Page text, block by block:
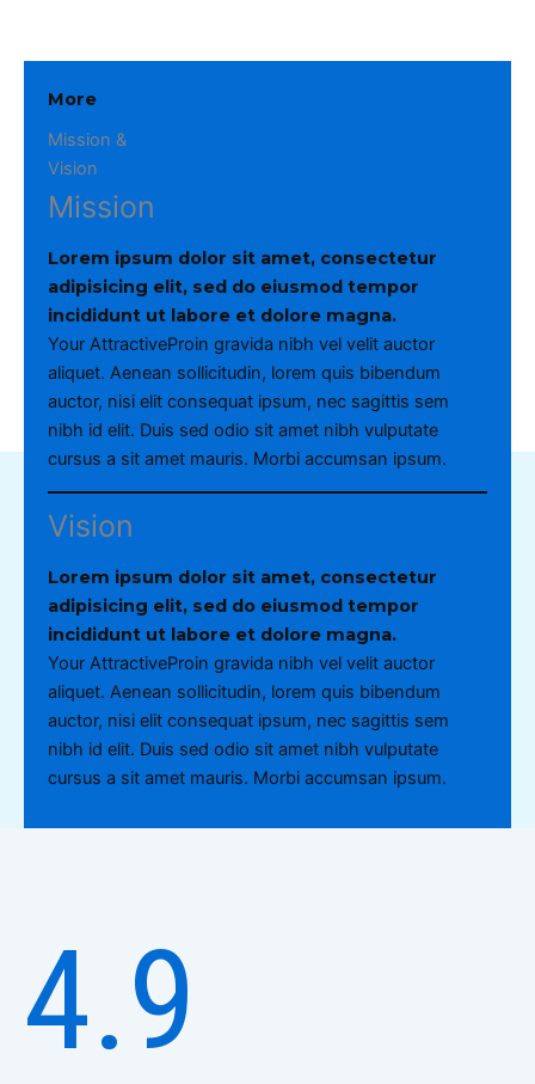
More
Mission &
Vision
Mission
Lorem ipsum dolor sit amet, consectetur
adipisicing elit, sed do eiusmod tempor
incididunt ut labore et dolore magna.
Your AttractiveProin gravida nibh vel velit auctor
aliquet. Aenean sollicitudin, lorem quis bibendum
auctor, nisi elit consequat ipsum, nec sagittis sem
nibh id elit. Duis sed odio sit amet nibh vulputate
cursus a sit amet mauris. Morbi accumsan ipsum.
Vision
Lorem ipsum dolor sit amet, consectetur
adipisicing elit, sed do eiusmod tempor
incididunt ut labore et dolore magna.
Your AttractiveProin gravida nibh vel velit auctor
aliquet. Aenean sollicitudin, lorem quis bibendum
auctor, nisi elit consequat ipsum, nec sagittis sem
nibh id elit. Duis sed odio sit amet nibh vulputate
cursus a sit amet mauris. Morbi accumsan ipsum.
4.9